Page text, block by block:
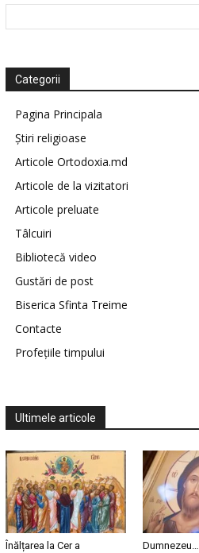
Categorii
Pagina Principala
Știri religioase
Articole Ortodoxia.md
Articole de la vizitatori
Articole preluate
Tâlcuiri
Bibliotecă video
Gustări de post
Biserica Sfinta Treime
Contacte
Profețiile timpului
Ultimele articole
Înălțarea la Cer a
Dumnezeu…